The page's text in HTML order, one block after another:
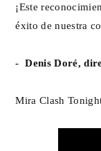
¡Este
éxito de nuestra
- Denis Doré,
Mira Clash